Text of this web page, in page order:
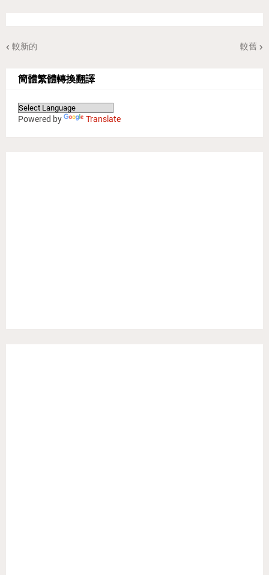
較新的 較舊
簡體繁體轉換翻譯
Powered by Translate